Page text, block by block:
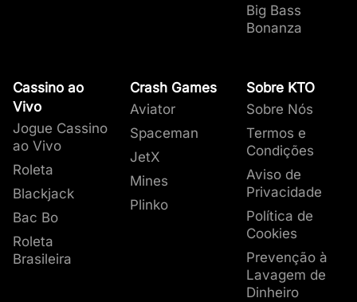
Big Bass
Bonanza
Cassino ao
Vivo
Jogue Cassino
ao Vivo
Roleta
Blackjack
Bac Bo
Roleta
Brasileira
Crash Games
Aviator
Spaceman
JetX
Mines
Plinko
Sobre KTO
Sobre Nós
Termos e
Condições
Aviso de
Privacidade
Política de
Cookies
Prevenção à
Lavagem de
Dinheiro